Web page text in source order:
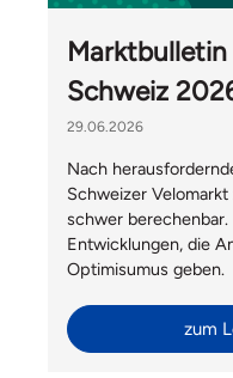
Schweiz
29.06.2026
Nach
Schweizer
schwer
Entwicklungen, die
Optimisumus geben.
zum